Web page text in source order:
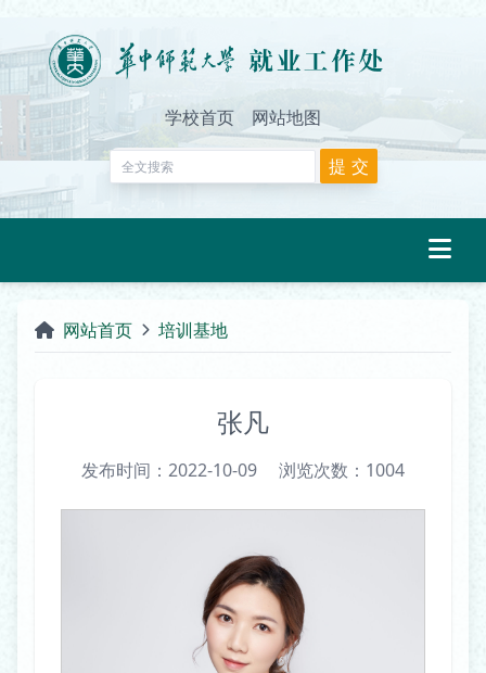
学校首页 网站地图
网站首页 培训基地
张凡
发布时间：2022-10-09 浏览次数： 1004